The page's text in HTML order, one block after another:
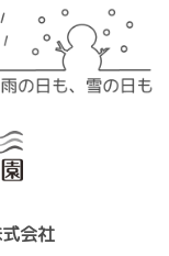
会社